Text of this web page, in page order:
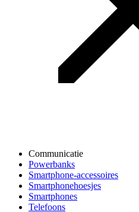
Communicatie
Powerbanks
Smartphone-accessoires
Smartphonehoesjes
Smartphones
Telefoons